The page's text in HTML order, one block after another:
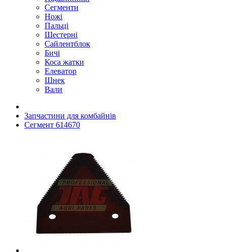
Сегменти
Ножі
Пальці
Шестерні
Сайлентблок
Бичі
Коса жатки
Елеватор
Шнек
Вали
Запчастини для комбайнів
Сегмент 614670